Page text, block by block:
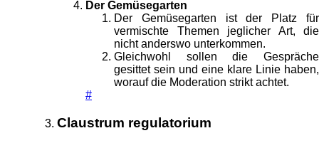
Der Gemüsegarten
Der Gemüsegarten ist der Platz für
vermischte Themen jeglicher Art, die
nicht anderswo unterkommen.
Gleichwohl sollen die Gespräche
gesittet sein und eine klare Linie haben,
worauf die Moderation strikt achtet.
#
Claustrum regulatorium